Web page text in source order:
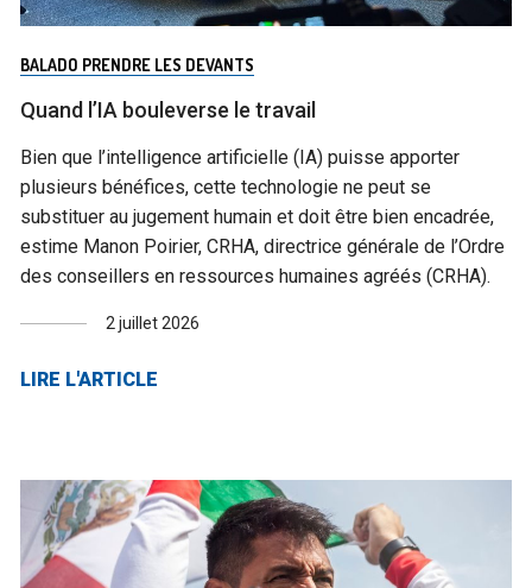
BALADO PRENDRE LES DEVANTS
Quand l’IA bouleverse le travail
Bien que l’intelligence artificielle (IA) puisse apporter
plusieurs bénéfices, cette technologie ne peut se
substituer au jugement humain et doit être bien encadrée,
estime Manon Poirier, CRHA, directrice générale de l’Ordre
des conseillers en ressources humaines agréés (CRHA).
2 juillet 2026
LIRE L'ARTICLE